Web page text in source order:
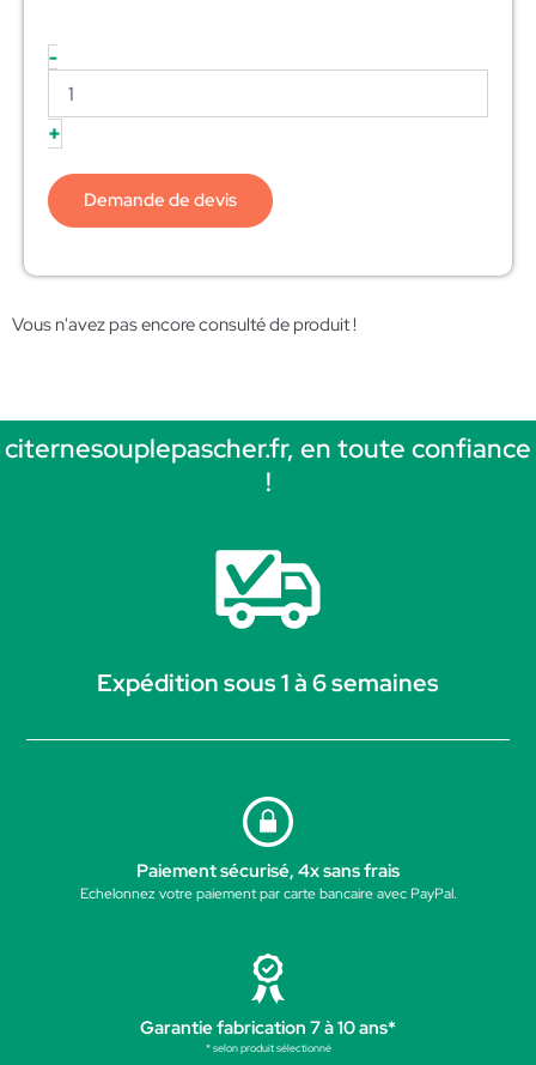
-
+
Demande de devis
Vous n'avez pas encore consulté de produit !
citernesouplepascher.fr, en toute confiance
!
Expédition sous 1 à 6 semaines
Paiement sécurisé, 4x sans frais
Echelonnez votre paiement par carte bancaire avec PayPal.
Garantie fabrication 7 à 10 ans*
* selon produit sélectionné